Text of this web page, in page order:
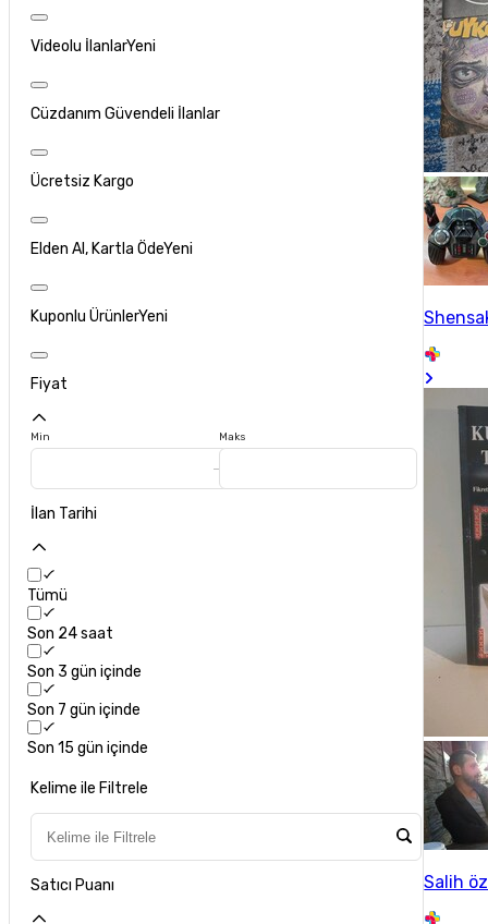
Videolu İlanlarYeni
Cüzdanım Güvendeli İlanlar
Ücretsiz Kargo
Elden Al, Kartla ÖdeYeni
Kuponlu ÜrünlerYeni
Fiyat
Min Maks
İlan Tarihi
Tümü
Son 24 saat
Son 3 gün içinde
Son 7 gün içinde
Son 15 gün içinde
Kelime ile Filtrele
Satıcı Puanı Salih